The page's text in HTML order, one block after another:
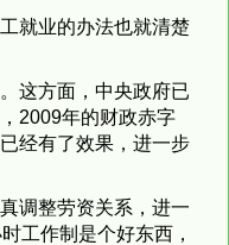
就业的办法也就清楚
这方面，中央政府已
2009年的财政赤字
经有了效果，进一步
调整劳资关系，进一
工作制是个好东西，